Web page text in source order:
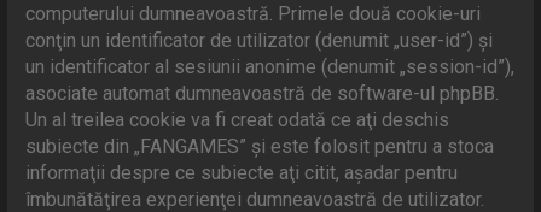
computerului dumneavoastră. Primele două cookie-uri
conţin un identificator de utilizator (denumit „user-id”) şi
un identificator al sesiunii anonime (denumit „session-id”),
asociate automat dumneavoastră de software-ul phpBB.
Un al treilea cookie va fi creat odată ce aţi deschis
subiecte din „FANGAMES” şi este folosit pentru a stoca
informaţii despre ce subiecte aţi citit, aşadar pentru
îmbunătăţirea experienţei dumneavoastră de utilizator.